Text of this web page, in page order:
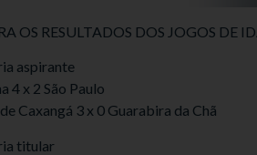
OS RESULTADOS DOS JOGOS DE
aspirante
4 x 2 São Paulo
Caxangá 3 x 0 Guarabira da Chã
titular